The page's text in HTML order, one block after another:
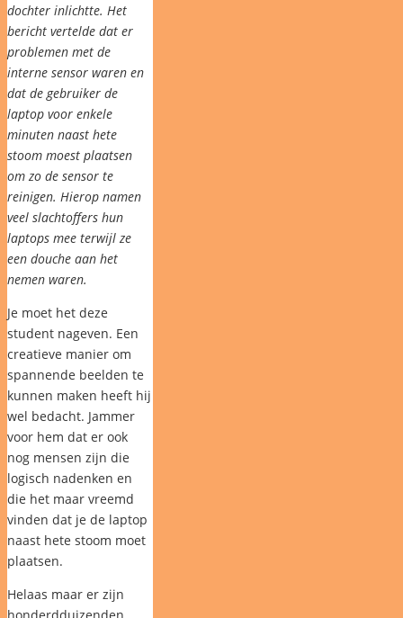
dochter inlichtte. Het
bericht vertelde dat er
problemen met de
interne sensor waren en
dat de gebruiker de
laptop voor enkele
minuten naast hete
stoom moest plaatsen
om zo de sensor te
reinigen. Hierop namen
veel slachtoffers hun
laptops mee terwijl ze
een douche aan het
nemen waren.
Je moet het deze
student nageven. Een
creatieve manier om
spannende beelden te
kunnen maken heeft hij
wel bedacht. Jammer
voor hem dat er ook
nog mensen zijn die
logisch nadenken en
die het maar vreemd
vinden dat je de laptop
naast hete stoom moet
plaatsen.
Helaas maar er zijn